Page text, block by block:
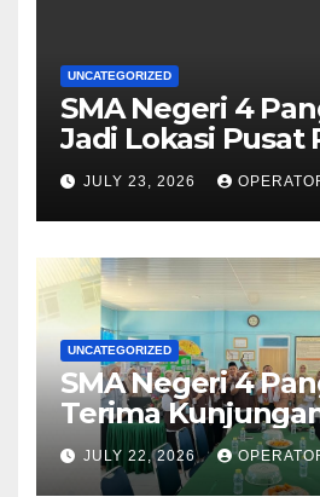
UNCATEGORIZED
SMA Negeri 4
Jadi Lokasi Pusat
Hari Anak
Bangka Belitung
JULY 23, 2026
UNCATEGORIZED
SMA Negeri 4
Terima
Manajemen dari
1 Lubuk Besar
JULY 22, 2026